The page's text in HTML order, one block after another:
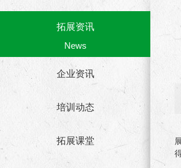
拓展资讯
News
企业资讯
培训动态
拓展课堂